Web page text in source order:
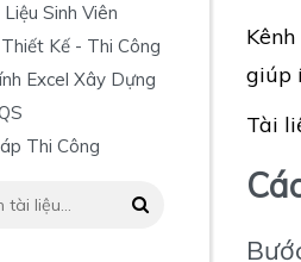
Sinh Viên
Kế - Thi Công
Excel Xây Dựng
Thi Công
giúp
Tài